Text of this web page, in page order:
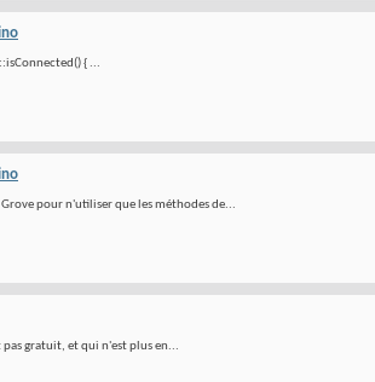
{ ...
pour n'utiliser que les méthodes de...
gratuit, et qui n'est plus en...